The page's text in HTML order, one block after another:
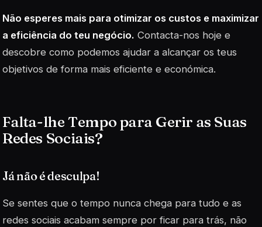
Não esperes mais para otimizar os custos e maximizar
a eficiência do teu negócio. Contacta-nos hoje e
descobre como podemos ajudar a alcançar os teus
objetivos de forma mais eficiente e económica.
Falta-lhe Tempo para Gerir as Suas
Redes Sociais?
Já não é desculpa!
Se sentes que o tempo nunca chega para tudo e as
redes sociais acabam sempre por ficar para trás, não